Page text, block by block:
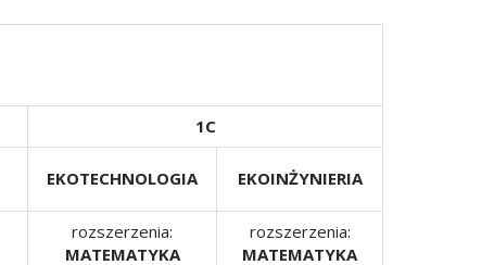
1C
EKOTECHNOLOGIA EKOINŻYNIERIA
rozszerzenia:
MATEMATYKA
rozszerzenia:
MATEMATYKA